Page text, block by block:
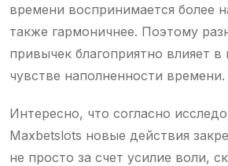
времени воспринимается более
также гармоничнее. Поэтому
привычек благоприятно влияет в
чувстве наполненности времени.
Интересно, что согласно
Maxbetslots новые действия
не просто за счет усилие воли,